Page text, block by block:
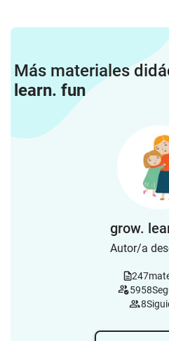
Más materiales
learn. fun
grow.
Autor/a
247
5958
8